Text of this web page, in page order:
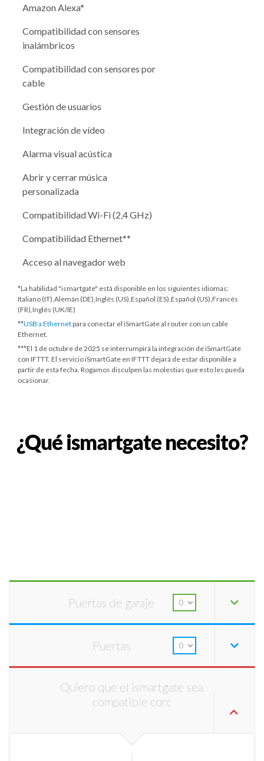
Amazon Alexa*
Compatibilidad con sensores
inalámbricos
Compatibilidad con sensores por
cable
Gestión de usuarios
Integración de vídeo
Alarma visual acústica
Abrir y cerrar música
personalizada
Compatibilidad Wi-Fi (2,4 GHz)
Compatibilidad Ethernet**
Acceso al navegador web
*La habilidad "ismartgate" está disponible en los siguientes idiomas:
Italiano (IT),Alemán (DE),Inglés (US),Español (ES),Español (US),Francés
(FR),Inglés (UK/IE)
**USB a Ethernetpara conectar el iSmartGate al router con un cable
Ethernet.
***El 1 de octubre de 2025 se interrumpirá la integración de iSmartGate
con IFTTT. El servicio iSmartGate en IFTTT dejará de estar disponible a
partir de esta fecha. Rogamos disculpen las molestias que esto les pueda
ocasionar.
¿Qué ismartgate necesito?
Puertas de garaje
Puertas
Quiero que el ismartgate sea
compatible con: